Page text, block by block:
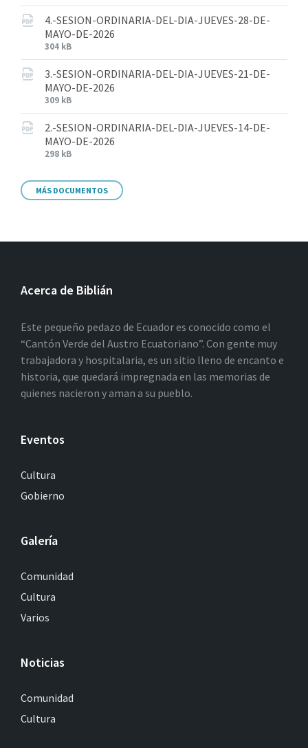
4.-SESION-ORDINARIA-DEL-DIA-JUEVES-28-DE-
MAYO-DE-2026
304 kB
3.-SESION-ORDINARIA-DEL-DIA-JUEVES-21-DE-
MAYO-DE-2026
309 kB
2.-SESION-ORDINARIA-DEL-DIA-JUEVES-14-DE-
MAYO-DE-2026
298 kB
MÁS DOCUMENTOS
Acerca de Biblián
Este pequeño pedazo de Ecuador es conocido como el
“Cantón Verde del Austro Ecuatoriano”. Con gente muy
trabajadora y hospitalaria, es un sitio lleno de encanto e
historia, que quedará impregnada en las memorias de
quienes nacieron y aman a su pueblo.
Eventos
Cultura
Gobierno
Galería
Comunidad
Cultura
Varios
Noticias
Comunidad
Cultura